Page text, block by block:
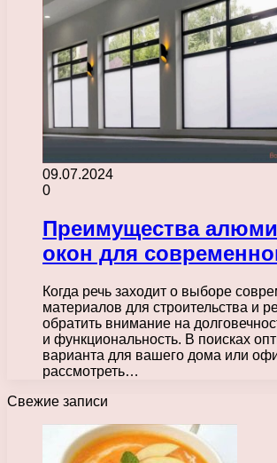
09.07.2024
0
Преимущества
окон для
Когда речь заходит о выборе
материалов для строительства и
обратить внимание на
и функциональность. В поисках
варианта для вашего дома или
рассмотреть…
Свежие записи